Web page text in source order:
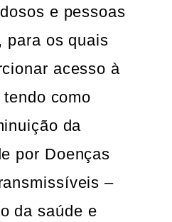
e pessoas
para os quais
acesso à
como
da
por Doenças
–
da saúde e